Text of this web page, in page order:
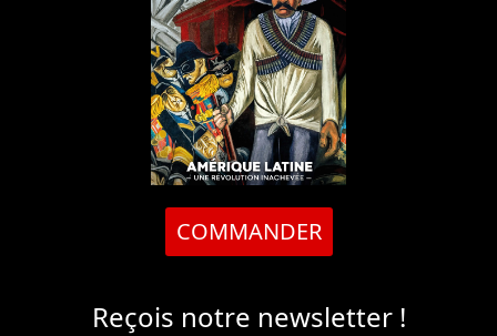
COMMANDER
Reçois notre newsletter !